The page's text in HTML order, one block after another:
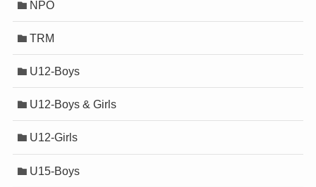
NPO
TRM
U12-Boys
U12-Boys & Girls
U12-Girls
U15-Boys